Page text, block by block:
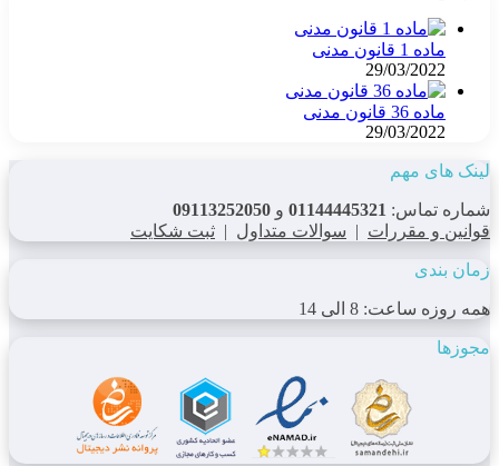
ماده 1 قانون مدنی
29/03/2022
ماده 36 قانون مدنی
29/03/2022
لینک های مهم
شماره تماس: 01144445321 و 09113252050
قوانین و مقررات | سوالات متداول | ثبت شکایت
زمان بندی
همه روزه ساعت: 8 الی 14
مجوزها